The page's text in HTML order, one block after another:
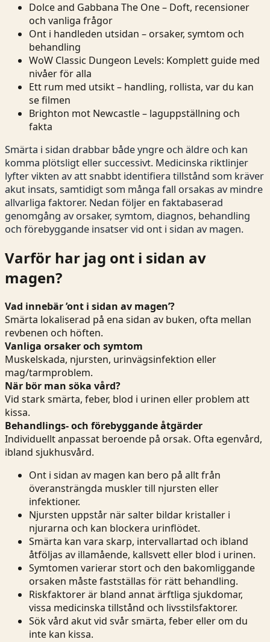
Dolce and Gabbana The One – Doft, recensioner
och vanliga frågor
Ont i handleden utsidan – orsaker, symtom och
behandling
WoW Classic Dungeon Levels: Komplett guide med
nivåer för alla
Ett rum med utsikt – handling, rollista, var du kan
se filmen
Brighton mot Newcastle – laguppställning och
fakta
Smärta i sidan drabbar både yngre och äldre och kan
komma plötsligt eller successivt. Medicinska riktlinjer
lyfter vikten av att snabbt identifiera tillstånd som kräver
akut insats, samtidigt som många fall orsakas av mindre
allvarliga faktorer. Nedan följer en faktabaserad
genomgång av orsaker, symtom, diagnos, behandling
och förebyggande insatser vid ont i sidan av magen.
Varför har jag ont i sidan av
magen?
Vad innebär ’ont i sidan av magen’?
Smärta lokaliserad på ena sidan av buken, ofta mellan
revbenen och höften.
Vanliga orsaker och symtom
Muskelskada, njursten, urinvägsinfektion eller
mag/tarmproblem.
När bör man söka vård?
Vid stark smärta, feber, blod i urinen eller problem att
kissa.
Behandlings- och förebyggande åtgärder
Individuellt anpassat beroende på orsak. Ofta egenvård,
ibland sjukhusvård.
Ont i sidan av magen kan bero på allt från
överansträngda muskler till njursten eller
infektioner.
Njursten uppstår när salter bildar kristaller i
njurarna och kan blockera urinflödet.
Smärta kan vara skarp, intervallartad och ibland
åtföljas av illamående, kallsvett eller blod i urinen.
Symtomen varierar stort och den bakomliggande
orsaken måste fastställas för rätt behandling.
Riskfaktorer är bland annat ärftliga sjukdomar,
vissa medicinska tillstånd och livsstilsfaktorer.
Sök vård akut vid svår smärta, feber eller om du
inte kan kissa.